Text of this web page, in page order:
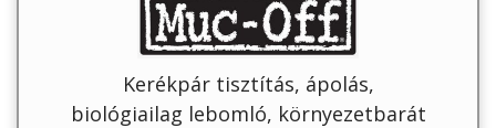
Kerékpár tisztítás, ápolás,
biológiailag lebomló, környezetbarát